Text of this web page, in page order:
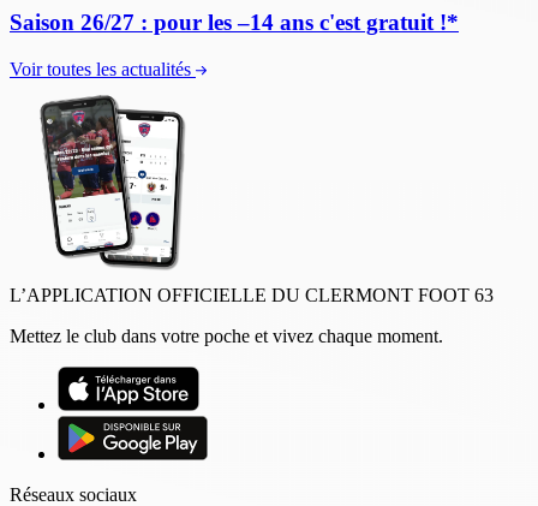
Saison 26/27 : pour les –14 ans c'est gratuit !*
Voir toutes les actualités
L’APPLICATION OFFICIELLE DU CLERMONT FOOT 63
Mettez le club dans votre poche et vivez chaque moment.
Réseaux sociaux